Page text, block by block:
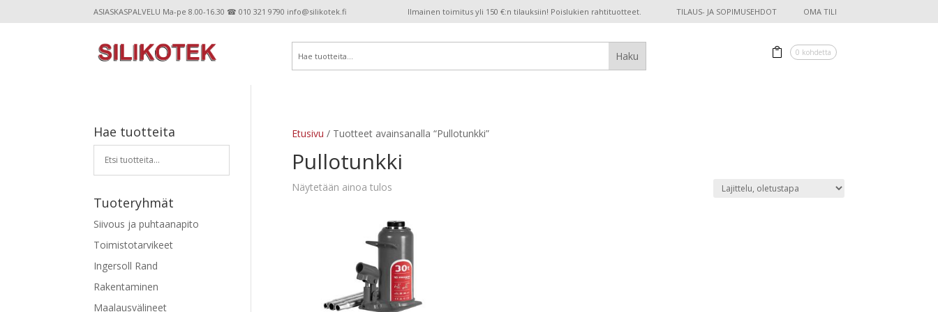
ASIASKASPALVELU Ma-pe 8.00-16.30 ☎ 010 321 9790 info@silikotek.fi Ilmainen toimitus yli 150 €:n tilauksiin! Poislukien rahtituotteet. TILAUS- JA SOPIMUSEHDOT OMA TILI
0 kohdetta
Etusivu / Tuotteet avainsanalla “Pullotunkki”
Pullotunkki
Näytetään ainoa tulos
Hae tuotteita
Tuoteryhmät
Siivous ja puhtaanapito
Toimistotarvikeet
Ingersoll Rand
Rakentaminen
Maalausvälineet